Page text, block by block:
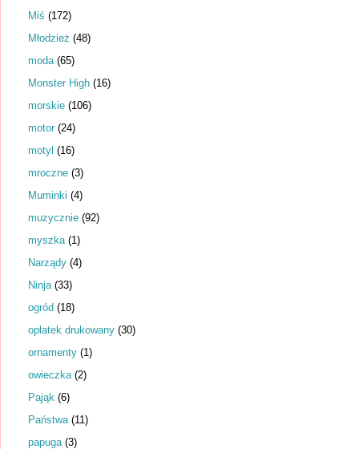
Miś (172)
Młodzież (48)
moda (65)
Monster High (16)
morskie (106)
motor (24)
motyl (16)
mroczne (3)
Muminki (4)
muzycznie (92)
myszka (1)
Narządy (4)
Ninja (33)
ogród (18)
opłatek drukowany (30)
ornamenty (1)
owieczka (2)
Pająk (6)
Państwa (11)
papuga (3)